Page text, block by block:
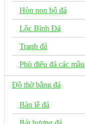
Hòn non bộ đá
Lộc Bình Đá
Tranh đá
Phù điêu đá các mầu
Đồ thờ bằng đá
Bàn lễ đá